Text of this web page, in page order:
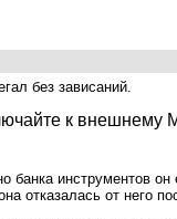
без зависаний.
к внешнему
банка инструментов
от него